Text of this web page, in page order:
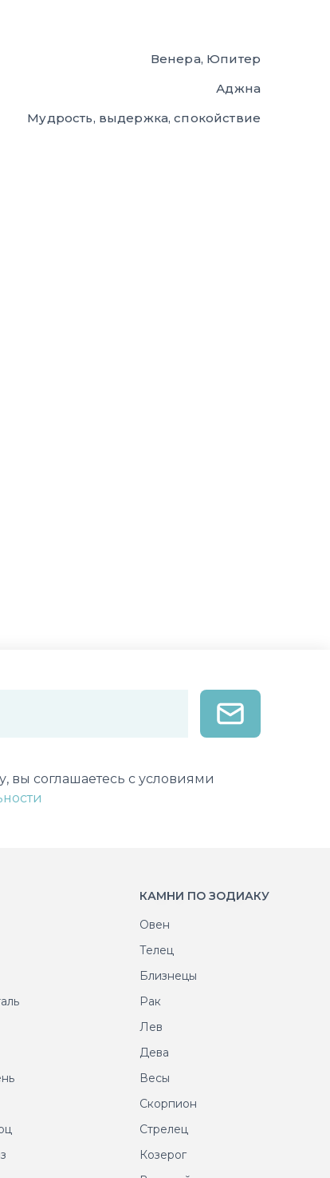
Венера, Юпитер
Аджна
Мудрость, выдержка, спокойствие
вы соглашаетесь с условиями
КАМНИ ПО ЗОДИАКУ
Овен
Телец
Близнецы
Рак
Лев
Дева
Весы
Скорпион
Стрелец
Козерог